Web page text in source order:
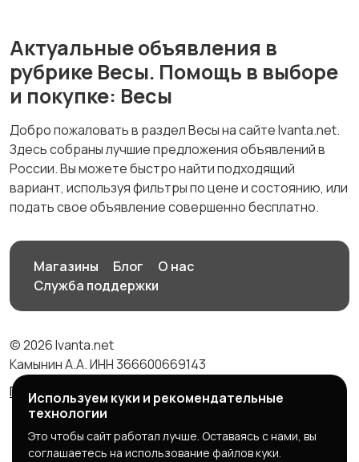
Актуальные объявления в
рубрике Весы. Помощь в выборе
и покупке: Весы
Добро пожаловать в раздел Весы на сайте Ivanta.net.
Здесь собраны лучшие предложения объявлений в
России. Вы можете быстро найти подходящий
вариант, используя фильтры по цене и состоянию, или
подать свое объявление совершенно бесплатно.
Магазины Блог
О нас
Служба поддержки
© 2026 Ivanta.net
Камынин А.А. ИНН 366600669143
Правила сервиса
Политика конфиденциальности
Используем куки и рекомендательные
технологии
Это чтобы сайт работал лучше. Оставаясь с нами, вы
соглашаетесь на использование файлов куки.